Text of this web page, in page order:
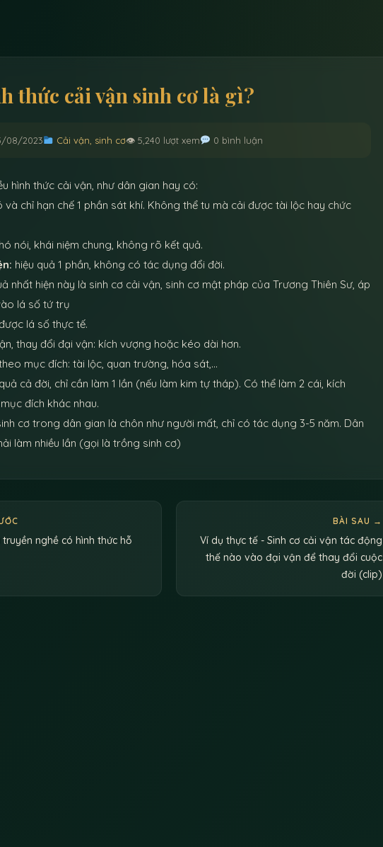
thức cải vận sinh cơ là gì?
08/2023 Cải vận, sinh cơ👁 5,240 lượt xem 0 bình luận
hình thức cải vận, như dân gian hay có:
và chỉ hạn chế 1 phần sát khí. Không thể tu mà cải được tài lộc hay chức
nói, khái niệm chung, không rõ kết quả.
hiệu quả 1 phần, không có tác dụng đổi đời.
nhất hiện này là sinh cơ cải vận, sinh cơ mật pháp của Trương Thiên Sư, áp
lá số tứ trụ
lá số thực tế.
thay đổi đại vận: kích vượng hoặc kéo dài hơn.
mục đích: tài lộc, quan trường, hóa sát,…
cả đời, chỉ cần làm 1 lần (nếu làm kim tự tháp). Có thể làm 2 cái, kích
đích khác nhau.
cơ trong dân gian là chôn như người mất, chỉ có tác dụng 3-5 năm. Dân
làm nhiều lần (gọi là trồng sinh cơ)
nghề có hình thức hỗ
BÀI SAU →
Ví dụ thực tế - Sinh cơ cải vận tác động
thế nào vào đại vận để thay đổi cuộc
đời (clip)